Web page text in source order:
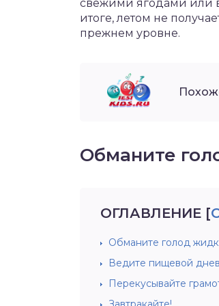
свежими ягодами или
итоге, летом не
прежнем уровне.
Обманите
ОГЛАВЛЕНИЕ [
Обманите голод
Ведите пищевой
Перекусывайте